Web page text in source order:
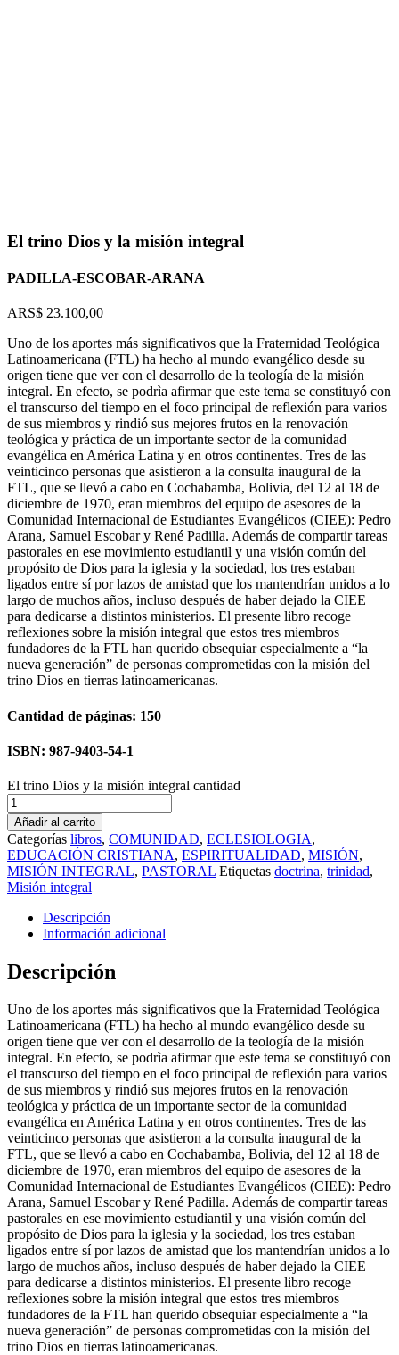
El trino Dios y la misión integral
PADILLA-ESCOBAR-ARANA
ARS$ 23.100,00
Uno de los aportes más significativos que la Fraternidad Teológica
Latinoamericana (FTL) ha hecho al mundo evangélico desde su
origen tiene que ver con el desarrollo de la teología de la misión
integral. En efecto, se podrìa afirmar que este tema se constituyó con
el transcurso del tiempo en el foco principal de reflexión para varios
de sus miembros y rindió sus mejores frutos en la renovación
teológica y práctica de un importante sector de la comunidad
evangélica en América Latina y en otros continentes. Tres de las
veinticinco personas que asistieron a la consulta inaugural de la
FTL, que se llevó a cabo en Cochabamba, Bolivia, del 12 al 18 de
diciembre de 1970, eran miembros del equipo de asesores de la
Comunidad Internacional de Estudiantes Evangélicos (CIEE): Pedro
Arana, Samuel Escobar y René Padilla. Además de compartir tareas
pastorales en ese movimiento estudiantil y una visión común del
propósito de Dios para la iglesia y la sociedad, los tres estaban
ligados entre sí por lazos de amistad que los mantendrían unidos a lo
largo de muchos años, incluso después de haber dejado la CIEE
para dedicarse a distintos ministerios. El presente libro recoge
reflexiones sobre la misión integral que estos tres miembros
fundadores de la FTL han querido obsequiar especialmente a “la
nueva generación” de personas comprometidas con la misión del
trino Dios en tierras latinoamericanas.
Cantidad de páginas: 150
ISBN: 987-9403-54-1
El trino Dios y la misión integral cantidad
Añadir al carrito
Categorías libros, COMUNIDAD, ECLESIOLOGIA,
EDUCACIÓN CRISTIANA, ESPIRITUALIDAD, MISIÓN,
MISIÓN INTEGRAL, PASTORAL Etiquetas doctrina, trinidad,
Misión integral
Descripción
Información adicional
Descripción
Uno de los aportes más significativos que la Fraternidad Teológica
Latinoamericana (FTL) ha hecho al mundo evangélico desde su
origen tiene que ver con el desarrollo de la teología de la misión
integral. En efecto, se podrìa afirmar que este tema se constituyó con
el transcurso del tiempo en el foco principal de reflexión para varios
de sus miembros y rindió sus mejores frutos en la renovación
teológica y práctica de un importante sector de la comunidad
evangélica en América Latina y en otros continentes. Tres de las
veinticinco personas que asistieron a la consulta inaugural de la
FTL, que se llevó a cabo en Cochabamba, Bolivia, del 12 al 18 de
diciembre de 1970, eran miembros del equipo de asesores de la
Comunidad Internacional de Estudiantes Evangélicos (CIEE): Pedro
Arana, Samuel Escobar y René Padilla. Además de compartir tareas
pastorales en ese movimiento estudiantil y una visión común del
propósito de Dios para la iglesia y la sociedad, los tres estaban
ligados entre sí por lazos de amistad que los mantendrían unidos a lo
largo de muchos años, incluso después de haber dejado la CIEE
para dedicarse a distintos ministerios. El presente libro recoge
reflexiones sobre la misión integral que estos tres miembros
fundadores de la FTL han querido obsequiar especialmente a “la
nueva generación” de personas comprometidas con la misión del
trino Dios en tierras latinoamericanas.